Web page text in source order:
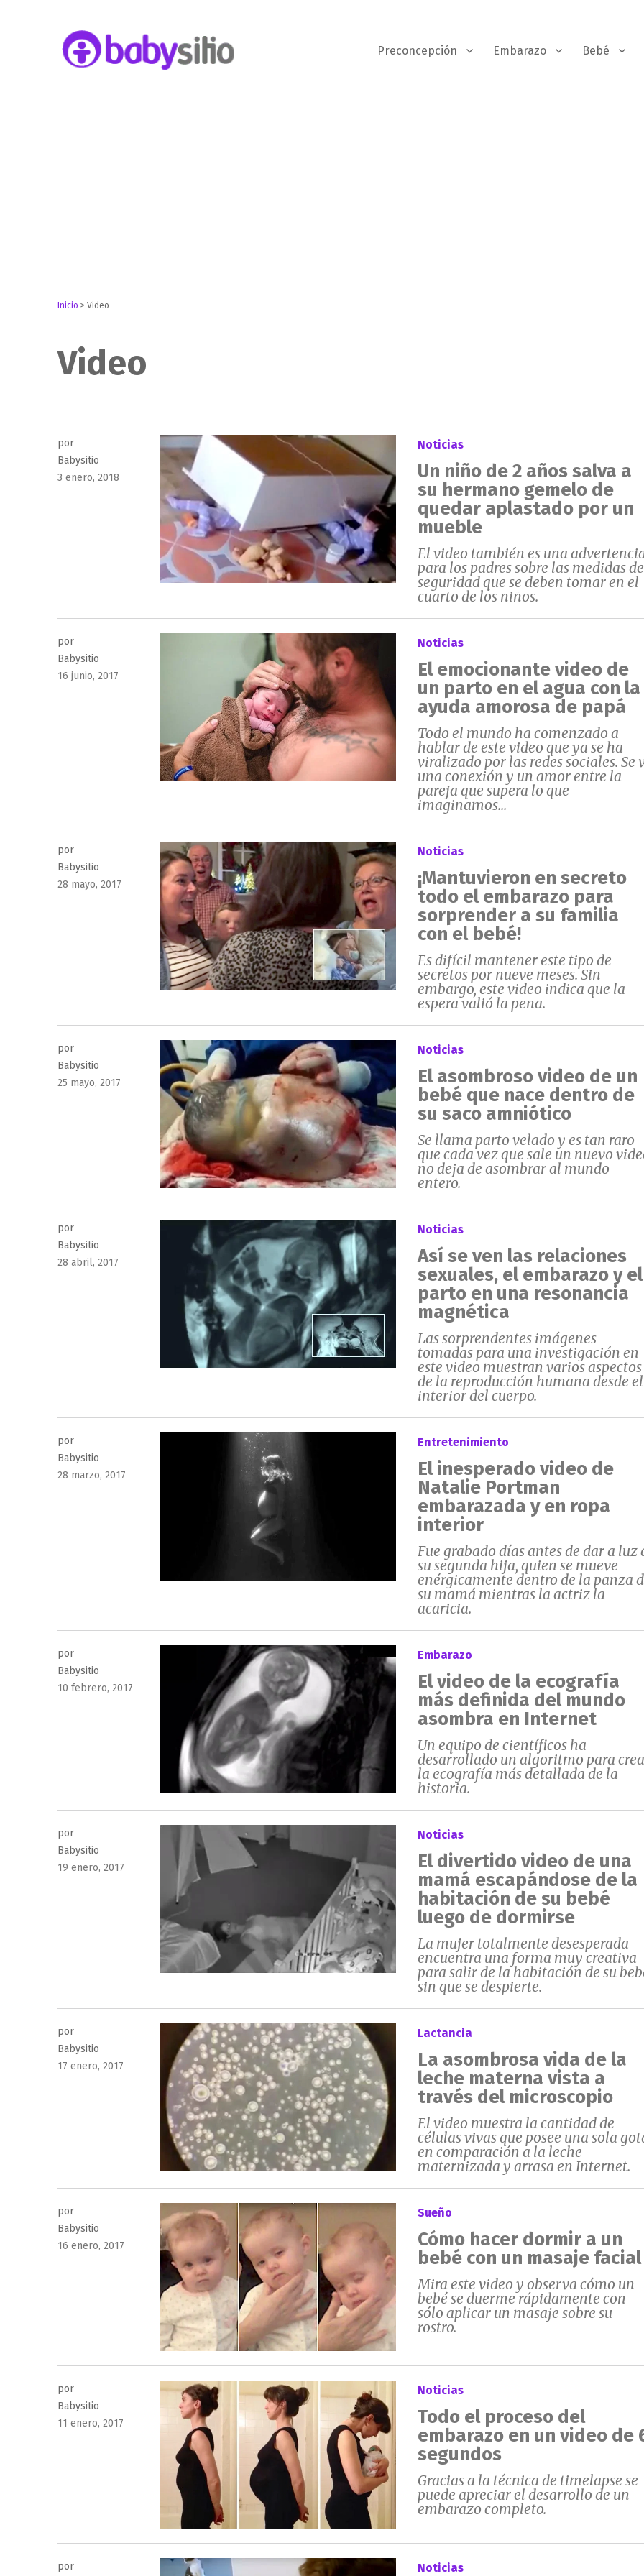
Preconcepción Embarazo Bebé
Inicio >Video
Video
por
Babysitio
Publicado
3 enero, 2018
Noticias
Un niño de 2 años salva a
su hermano gemelo de
quedar aplastado por un
mueble
El video también es una
para los padres sobre las medidas de
seguridad que se deben tomar en el
cuarto de los niños.
por
Babysitio
Publicado
16 junio, 2017
Noticias
El emocionante video de
un parto en el agua con la
ayuda amorosa de papá
Todo el mundo ha comenzado a
hablar de este video que ya se ha
viralizado por las redes sociales. Se
una conexión y un amor entre la
pareja que supera lo que
imaginamos...
por
Babysitio
Publicado
28 mayo, 2017
Noticias
¡Mantuvieron en secreto
todo el embarazo para
sorprender a su familia
con el bebé!
Es difícil mantener este tipo de
secretos por nueve meses. Sin
embargo, este video indica que la
espera valió la pena.
por
Babysitio
Publicado
25 mayo, 2017
Noticias
El asombroso video de un
bebé que nace dentro de
su saco amniótico
Se llama parto velado y es tan raro
que cada vez que sale un nuevo
no deja de asombrar al mundo
entero.
por
Babysitio
Publicado
28 abril, 2017
Noticias
Así se ven las relaciones
sexuales, el embarazo y el
parto en una resonancia
magnética
Las sorprendentes imágenes
tomadas para una investigación en
este video muestran varios aspectos
de la reproducción humana desde el
interior del cuerpo.
por
Babysitio
Publicado
28 marzo, 2017
Entretenimiento
El inesperado video de
Natalie Portman
embarazada y en ropa
interior
Fue grabado días antes de dar a luz
su segunda hija, quien se mueve
enérgicamente dentro de la panza
su mamá mientras la actriz la
acaricia.
por
Babysitio
Publicado
10 febrero, 2017
Embarazo
El video de la ecografía
más definida del mundo
asombra en Internet
Un equipo de científicos ha
desarrollado un algoritmo para
la ecografía más detallada de la
historia.
por
Babysitio
Publicado
19 enero, 2017
Noticias
El divertido video de una
mamá escapándose de la
habitación de su bebé
luego de dormirse
La mujer totalmente desesperada
encuentra una forma muy creativa
para salir de la habitación de su
sin que se despierte.
por
Babysitio
Publicado
17 enero, 2017
Lactancia
La asombrosa vida de la
leche materna vista a
través del microscopio
El video muestra la cantidad de
células vivas que posee una sola
en comparación a la leche
maternizada y arrasa en Internet.
por
Babysitio
Publicado
16 enero, 2017
Sueño
Cómo hacer dormir a un
bebé con un masaje facial
Mira este video y observa cómo un
bebé se duerme rápidamente con
sólo aplicar un masaje sobre su
rostro.
por
Babysitio
Publicado
11 enero, 2017
Noticias
Todo el proceso del
embarazo en un video de
segundos
Gracias a la técnica de timelapse se
puede apreciar el desarrollo de un
embarazo completo.
por Noticias